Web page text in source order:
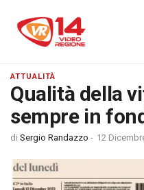
ATTUALITÀ
Qualità della
sempre in
di Sergio Randazzo - 12